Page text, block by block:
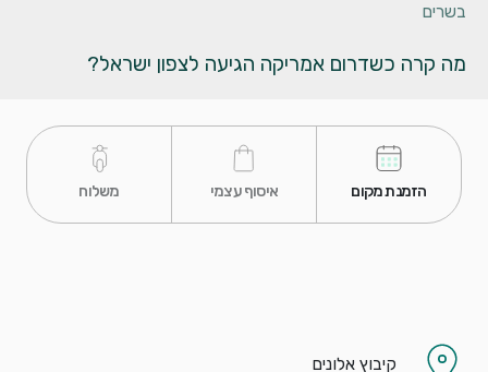
בשרים
מה קרה כשדרום אמריקה הגיעה לצפון ישראל?
קיבוץ אלונים